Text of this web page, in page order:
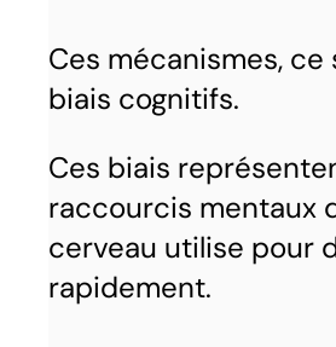
Ces mécanismes, ce
biais cognitifs.
Ces biais
raccourcis mentaux
cerveau utilise pour
rapidement.